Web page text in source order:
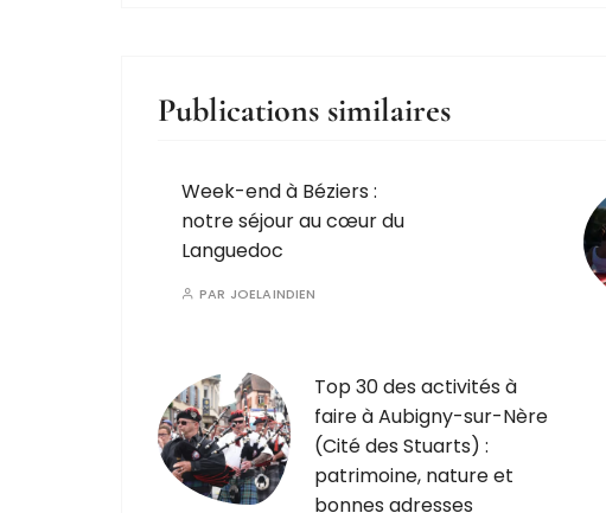
Publications similaires
Week-end à Béziers :
notre séjour au cœur du
Languedoc
PAR JOELAINDIEN
Top 30 des activités à
faire à Aubigny-sur-Nère
(Cité des Stuarts) :
patrimoine, nature et
bonnes adresses